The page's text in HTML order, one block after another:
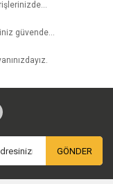
güvende...
GÖNDER